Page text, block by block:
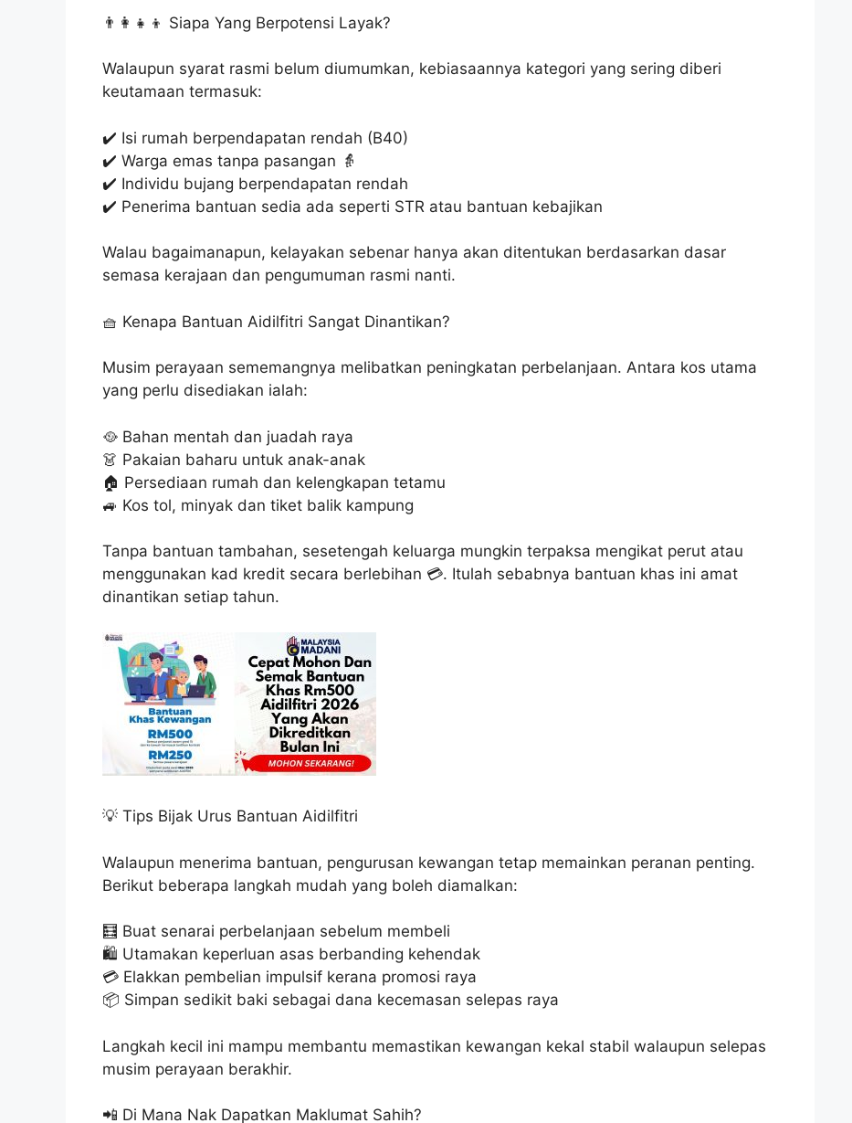
👨‍👩‍👧‍👦 Siapa Yang Berpotensi Layak?
Walaupun syarat rasmi belum diumumkan, kebiasaannya kategori yang sering diberi
keutamaan termasuk:
✔️ Isi rumah berpendapatan rendah (B40)
✔️ Warga emas tanpa pasangan 👵
✔️ Individu bujang berpendapatan rendah
✔️ Penerima bantuan sedia ada seperti STR atau bantuan kebajikan
Walau bagaimanapun, kelayakan sebenar hanya akan ditentukan berdasarkan dasar
semasa kerajaan dan pengumuman rasmi nanti.
🧺 Kenapa Bantuan Aidilfitri Sangat Dinantikan?
Musim perayaan sememangnya melibatkan peningkatan perbelanjaan. Antara kos utama
yang perlu disediakan ialah:
🥘 Bahan mentah dan juadah raya
👗 Pakaian baharu untuk anak-anak
🏠 Persediaan rumah dan kelengkapan tetamu
🚙 Kos tol, minyak dan tiket balik kampung
Tanpa bantuan tambahan, sesetengah keluarga mungkin terpaksa mengikat perut atau
menggunakan kad kredit secara berlebihan 💳. Itulah sebabnya bantuan khas ini amat
dinantikan setiap tahun.
💡 Tips Bijak Urus Bantuan Aidilfitri
Walaupun menerima bantuan, pengurusan kewangan tetap memainkan peranan penting.
Berikut beberapa langkah mudah yang boleh diamalkan:
🧮 Buat senarai perbelanjaan sebelum membeli
🛍️ Utamakan keperluan asas berbanding kehendak
💳 Elakkan pembelian impulsif kerana promosi raya
📦 Simpan sedikit baki sebagai dana kecemasan selepas raya
Langkah kecil ini mampu membantu memastikan kewangan kekal stabil walaupun selepas
musim perayaan berakhir.
📲 Di Mana Nak Dapatkan Maklumat Sahih?